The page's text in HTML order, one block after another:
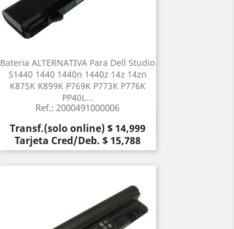
Bateria ALTERNATIVA Para Dell Studio
S1440 1440 1440n 1440z 14z 14zn
K875K K899K P769K P773K P776K
PP40L...
Ref.: 2000491000006
Precio
Transf.(solo online) $ 14,999
Tarjeta Cred/Deb. $ 15,788
